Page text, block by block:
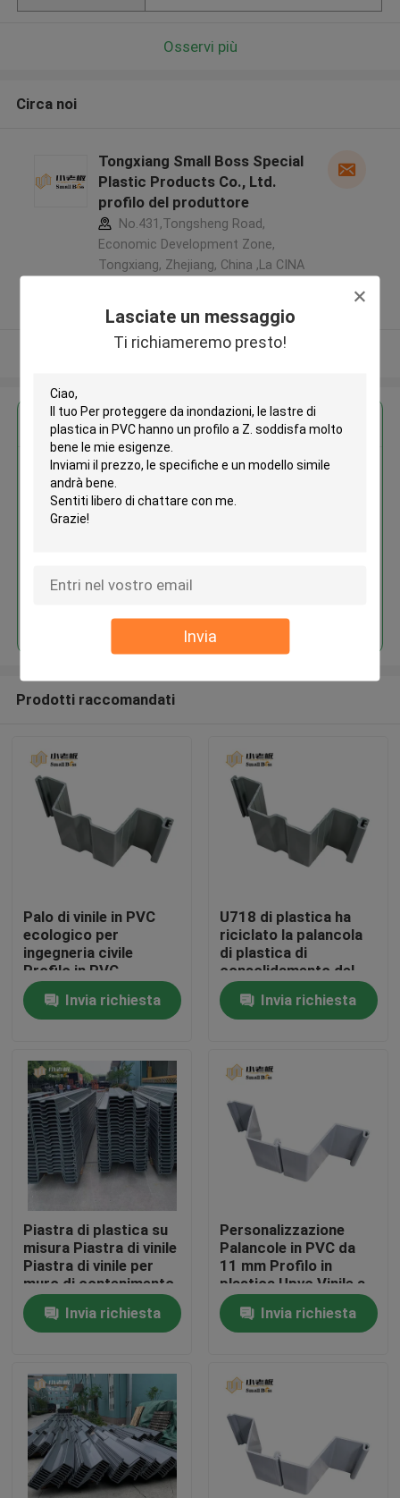
Lasciate un messaggio
Ti richiameremo presto!
Invia
Casa
Circa noi
Giro della fabbrica
Contattici
blog
Richieda una citazione
Medi filtranti MBBR
Bio- media di MBBR
Osservi più
Circa noi
Tongxiang Small Boss Special
Plastic Products Co., Ltd.
profilo del produttore
No.431,Tongsheng Road,
Economic Development Zone,
Tongxiang, Zhejiang, China ,La CINA
Fornitore verificato
Osservi più
Ottieni il miglior prezzo per
Per proteggere da inondazioni,
le lastre di plastica in PVC hanno
Prodotti raccomandati
Palo di vinile in PVC
ecologico per
ingegneria civile
Profilo in PVC
Invia richiesta
U718 di plastica ha
riciclato la palancola
di plastica di
consolidamento del
letto di fiume di
consolidamento
dell'argine delle
Invia richiesta
Piastra di plastica su
misura Piastra di vinile
Piastra di vinile per
muro di contenimento
Soluzione di lago
d'acquaInvia richiesta
Personalizzazione
Palancole in PVC da
11 mm Profilo in
plastica Upvc Vinile a
forma di z in plastica
Invia richiesta